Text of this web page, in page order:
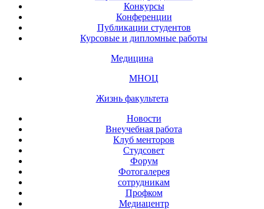
Конкурсы
Конференции
Публикации студентов
Курсовые и дипломные работы
Медицина
МНОЦ
Жизнь факультета
Новости
Внеучебная работа
Клуб менторов
Студсовет
Форум
Фотогалерея
сотрудникам
Профком
Медиацентр